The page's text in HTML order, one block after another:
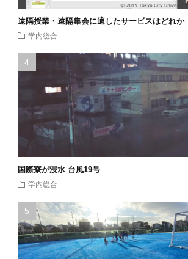
遠隔授業・遠隔集会に適したサービスはどれか
学内総合
国際寮が浸水 台風19号
学内総合